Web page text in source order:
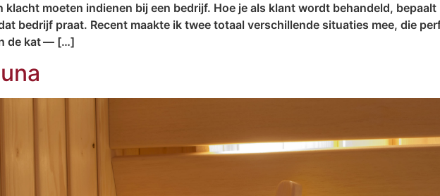
klacht moeten indienen bij een bedrijf. Hoe je als klant wordt behandeld,
bedrijf praat. Recent maakte ik twee totaal verschillende situaties mee, die
de kat — […]